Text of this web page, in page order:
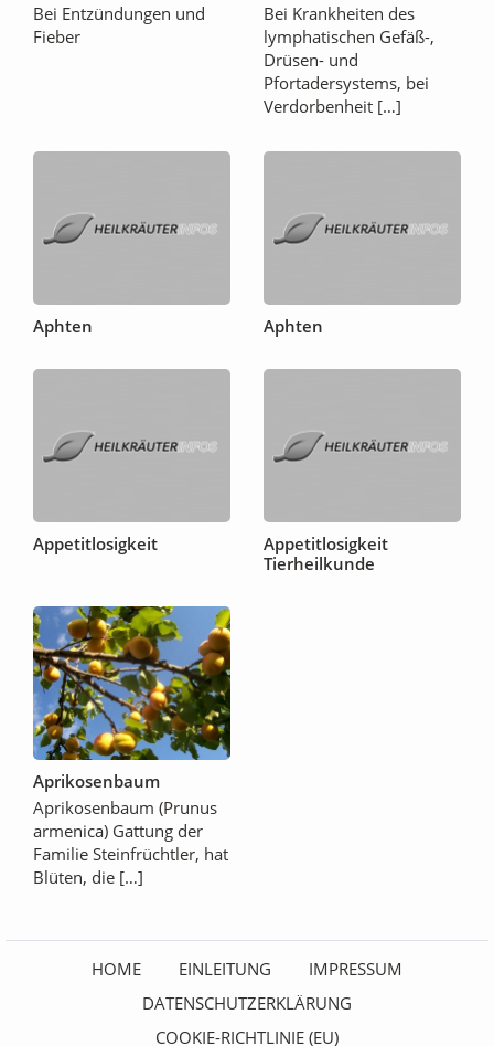
Bei Entzündungen und
Fieber
Bei Krankheiten des
lymphatischen Gefäß-,
Drüsen- und
Pfortadersystems, bei
Verdorbenheit […]
Aphten Aphten
Appetitlosigkeit
Appetitlosigkeit
Tierheilkunde
Aprikosenbaum
Aprikosenbaum (Prunus
armenica) Gattung der
Familie Steinfrüchtler, hat
Blüten, die […]
HOME EINLEITUNG
IMPRESSUM
DATENSCHUTZERKLÄRUNG
COOKIE-RICHTLINIE (EU)